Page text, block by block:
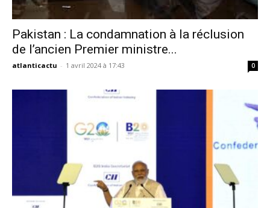
Pakistan : La condamnation à la réclusion
de l’ancien Premier ministre...
atlanticactu - 1 avril 2024 à 17:43 0